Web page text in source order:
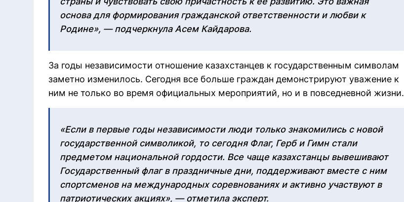
основа для формирования гражданской ответственности и любви к
Родине», — подчеркнула Асем Кайдарова.
За годы независимости отношение казахстанцев к государственным символам
заметно изменилось. Сегодня все больше граждан демонстрируют уважение к
ним не только во время официальных мероприятий, но и в повседневной жизни.
«Если в первые годы независимости люди только знакомились с новой
государственной символикой, то сегодня Флаг, Герб и Гимн стали
предметом национальной гордости. Все чаще казахстанцы вывешивают
Государственный флаг в праздничные дни, поддерживают вместе с ним
спортсменов на международных соревнованиях и активно участвуют в
патриотических акциях», — отметила эксперт.